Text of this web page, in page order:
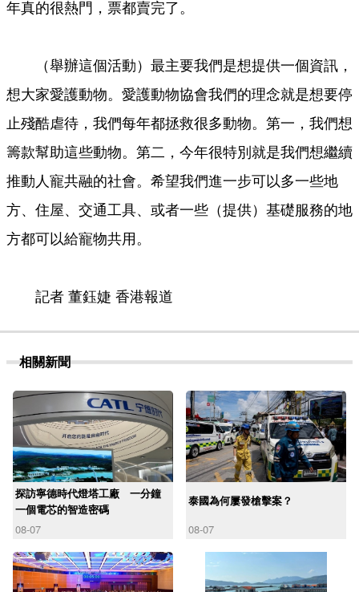
年真的很熱門，票都賣完了。
（舉辦這個活動）最主要我們是想提供一個資訊，
想大家愛護動物。愛護動物協會我們的理念就是想要停
止殘酷虐待，我們每年都拯救很多動物。第一，我們想
籌款幫助這些動物。第二，今年很特別就是我們想繼續
推動人寵共融的社會。希望我們進一步可以多一些地
方、住屋、交通工具、或者一些（提供）基礎服務的地
方都可以給寵物共用。
記者 董鈺婕 香港報道
相關新聞
探訪寧德時代燈塔工廠 一分鐘
一個電芯的智造密碼
08-07
泰國為何屢發槍擊案？
08-07